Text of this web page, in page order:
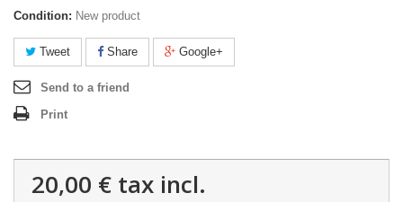
Condition: New product
Tweet Share Google+
Send to a friend
Print
20,00 € tax incl.